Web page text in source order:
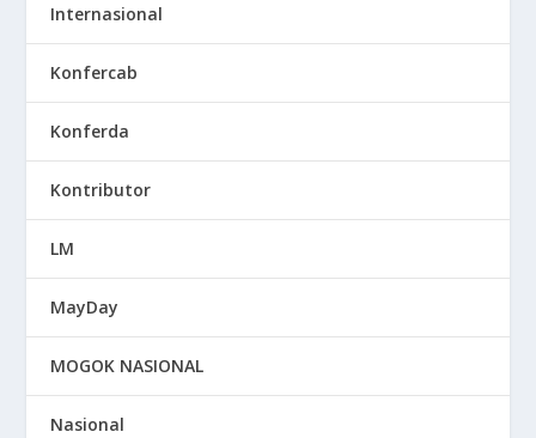
Internasional
Konfercab
Konferda
Kontributor
LM
MayDay
MOGOK NASIONAL
Nasional